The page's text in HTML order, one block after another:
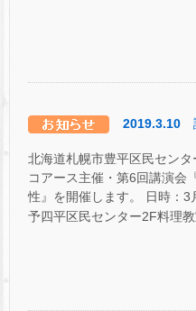
2019.3.10
北海道札幌市豊平区民セン
コアース主催・第6回講演会
性』を開催します。 日時：3
予四平区民センター2F料理